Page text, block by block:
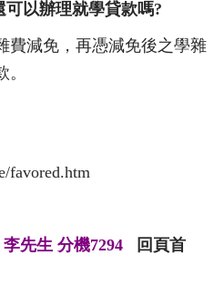
可以辦理就學貸款嗎?
費減免，再憑減免後之學雜
favored.htm
先生 分機7294 回頁首